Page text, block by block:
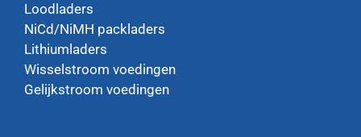
Loodladers
NiCd/NiMH packladers
Lithiumladers
Wisselstroom voedingen
Gelijkstroom voedingen